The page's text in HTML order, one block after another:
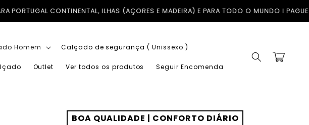
ILHAS (AÇORES E MADEIRA) E PARA TODO O MUNDO I PAGUE EM ATÉ 3X COM A
Homem Calçado de segurança ( Unissexo )
Outlet Ver todos os produtos Seguir Encomenda
Carrinho
BOA QUALIDADE | CONFORTO DIÁRIO